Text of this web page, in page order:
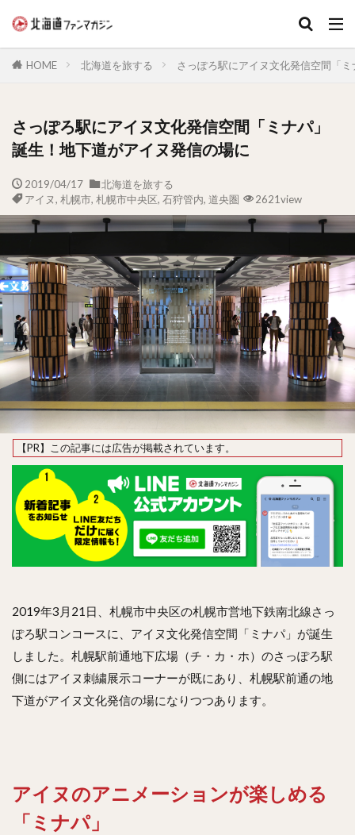
HOME 北海道を旅する さっぽろ駅にアイヌ文化発信空間「
さっぽろ駅にアイヌ文化発信空間「ミナパ」
誕生！地下道がアイヌ発信の場に
2019/04/17
北海道を旅する
アイヌ, 札幌市, 札幌市中央区, 石狩管内, 道央圏 2621view
2019年3月21日、札幌市中央区の札幌市営地下鉄南北線さっ
ぽろ駅コンコースに、アイヌ文化発信空間「ミナパ」が誕生
しました。札幌駅前通地下広場（チ・カ・ホ）のさっぽろ駅
側にはアイヌ刺繍展示コーナーが既にあり、札幌駅前通の地
下道がアイヌ文化発信の場になりつつあります。
アイヌのアニメーションが楽しめる
「ミナパ」